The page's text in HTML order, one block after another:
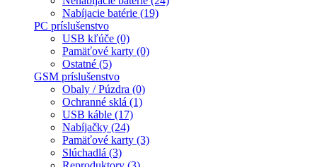
Nabíjacie batérie (19)
PC príslušenstvo
USB kľúče (0)
Pamäťové karty (0)
Ostatné (5)
GSM príslušenstvo
Obaly / Púzdra (0)
Ochranné sklá (1)
USB káble (17)
Nabíjačky (24)
Pamäťové karty (3)
Slúchadlá (3)